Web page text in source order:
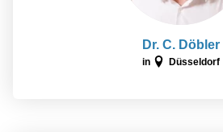
Dr. C. Döbler
in Düsseldorf